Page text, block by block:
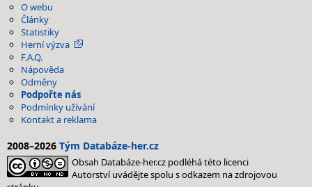
O webu
Články
Statistiky
Herní výzva
F.A.Q.
Nápověda
Odměny
Podpořte nás
Podmínky užívání
Kontakt a reklama
2008–2026 Tým Databáze-her.cz
Obsah Databáze-her.cz podléhá této licenci
Autorství uvádějte spolu s odkazem na zdrojovou